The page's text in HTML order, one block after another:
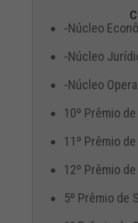
-Núcleo
-Núcleo
-Núcleo
10º Prêmio
11º Prêmio
12º Prêmio
5º Prêmio de